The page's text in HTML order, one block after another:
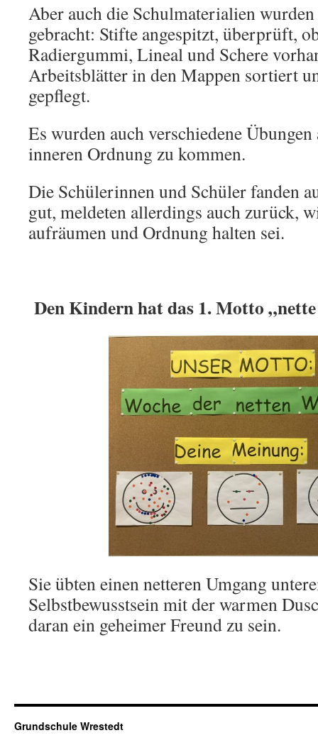
Aber auch die Schulmaterialien
gebracht: Stifte angespitzt, überprüft,
Radiergummi, Lineal und Schere
Arbeitsblätter in den Mappen sortiert
gepflegt.
Es wurden auch verschiedene
inneren Ordnung zu kommen.
Die Schülerinnen und Schüler fanden
gut, meldeten allerdings auch zurück,
aufräumen und Ordnung halten sei.
Den Kindern hat das 1. Motto
Sie übten einen netteren Umgang
Selbstbewusstsein mit der warmen
daran ein geheimer Freund zu sein.
Grundschule Wrestedt